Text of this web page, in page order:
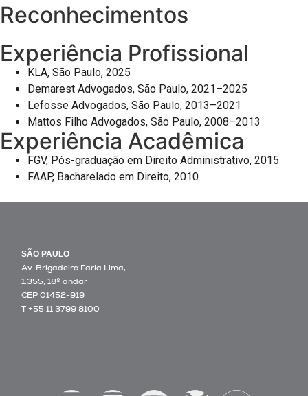
Reconhecimentos
Experiência Profissional
KLA, São Paulo, 2025
Demarest Advogados, São Paulo, 2021–2025
Lefosse Advogados, São Paulo, 2013–2021
Mattos Filho Advogados, São Paulo, 2008–2013
Experiência Acadêmica
FGV, Pós-graduação em Direito Administrativo, 2015
FAAP, Bacharelado em Direito, 2010
SÃO PAULO
Av. Brigadeiro Faria Lima,
1.355, 18º andar
CEP 01452-919
T +55 11 3799 8100